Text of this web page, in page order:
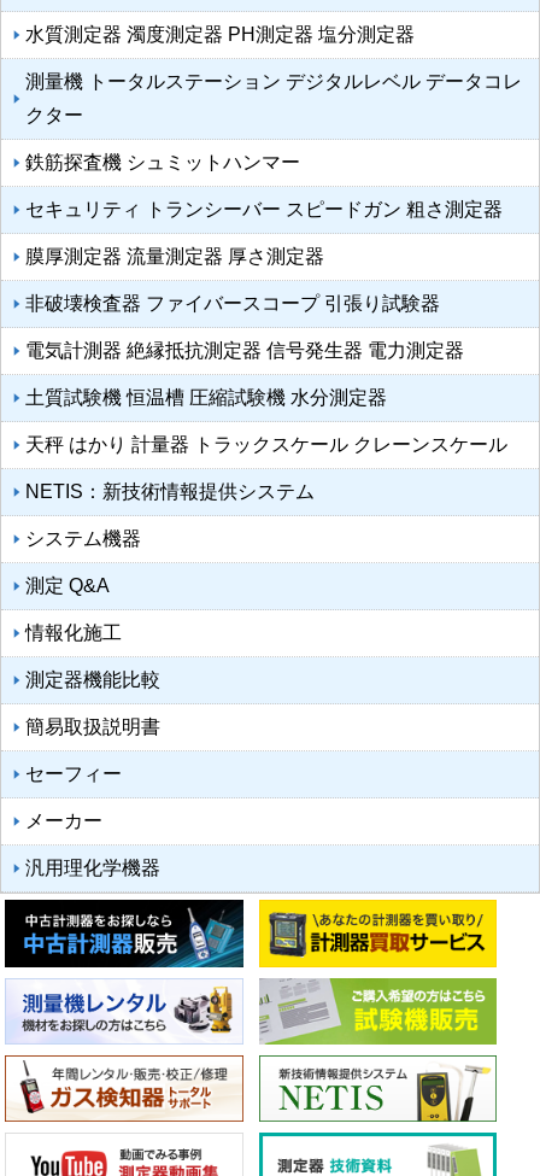
水質測定器 濁度測定器 PH測定器 塩分測定器
測量機 トータルステーション デジタルレベル データコレ
クター
鉄筋探査機 シュミットハンマー
セキュリティ トランシーバー スピードガン 粗さ測定器
膜厚測定器 流量測定器 厚さ測定器
非破壊検査器 ファイバースコープ 引張り試験器
電気計測器 絶縁抵抗測定器 信号発生器 電力測定器
土質試験機 恒温槽 圧縮試験機 水分測定器
天秤 はかり 計量器 トラックスケール クレーンスケール
NETIS：新技術情報提供システム
システム機器
測定 Q&A
情報化施工
測定器機能比較
簡易取扱説明書
セーフィー
メーカー
汎用理化学機器